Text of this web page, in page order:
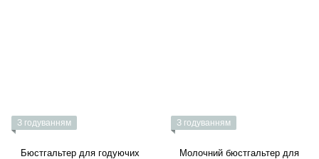
З годуванням
Бюстгальтер для годуючих
З годуванням
Молочний бюстгальтер для